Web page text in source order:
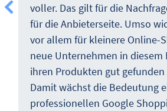
voller. Das gilt für die
für die Anbieterseite. Umso
vor allem für kleinere Online-
neue Unternehmen in diesem
ihren Produkten gut
Damit wächst die Bedeutung
professionellen Google